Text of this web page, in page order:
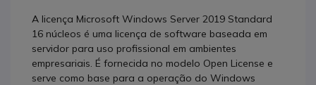
A licença Microsoft Windows Server 2019 Standard
16 núcleos é uma licença de software baseada em
servidor para uso profissional em ambientes
empresariais. É fornecida no modelo Open License e
serve como base para a operação do Windows